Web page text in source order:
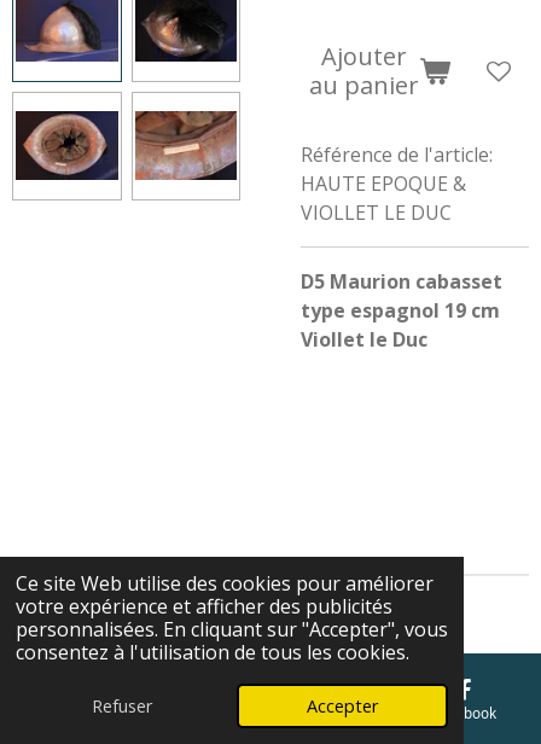
Ce site Web utilise des cookies pour améliorer
votre expérience et afficher des publicités
personnalisées. En cliquant sur "Accepter", vous
consentez à l'utilisation de tous les cookies.
Refuser Accepter
Ajouter
au panier
Référence de l'article:
HAUTE EPOQUE &
VIOLLET LE DUC
D5 Maurion cabasset
type espagnol 19 cm
Viollet le Duc
Cgv
E-mail Carte Facebook